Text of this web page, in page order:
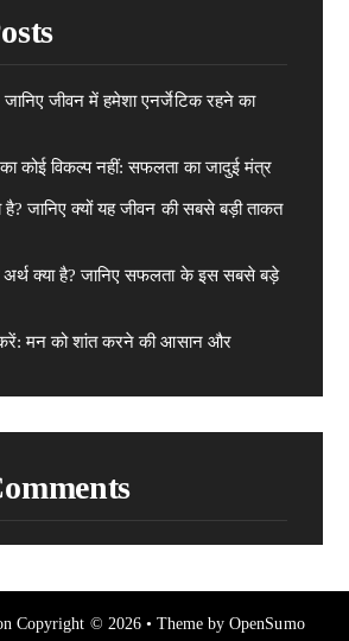
जानिए जीवन में हमेशा एनर्जेटिक रहने का
कोई विकल्प नहीं: सफलता का जादुई मंत्र
है? जानिए क्यों यह जीवन की सबसे बड़ी ताकत
अर्थ क्या है? जानिए सफलता के इस सबसे बड़े
मन को शांत करने की आसान और
Copyright © 2026 • Theme byOpenSumo